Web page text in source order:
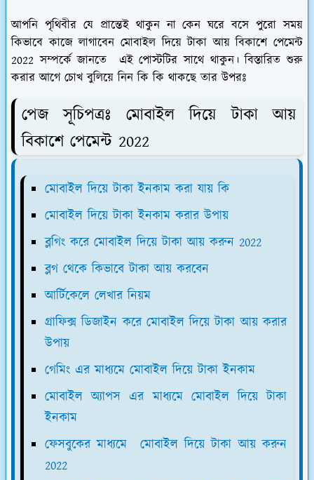
আপনি পৃথিবীর যে প্রান্তেই থাকুন না কেন ঘরে বসে পুরো সময়
কিভাবে কাজে লাগাবেন মোবাইল দিয়ে টাকা আয় বিকাশে পেমেন্ট
2022 সম্পর্কে জানতে এই পোস্টটির সাথে থাকুন। বিস্তারিত শুরু
করার আগে চোখ বুলিয়ে নিন কি কি থাকছে তার উপরঃ
পেজ সূচিপত্রঃ মোবাইল দিয়ে টাকা আয়
বিকাশে পেমেন্ট 2022
মোবাইল দিয়ে টাকা ইনকাম করা যায় কি
মোবাইল দিয়ে টাকা ইনকাম করার উপায়
ব্লগিং করে মোবাইল দিয়ে টাকা আয় করুন 2022
ব্লগ থেকে কিভাবে টাকা আয় করবেন
আর্টিকেলে লেখার নিয়ম
গ্রাফিক্স ডিজাইন করে মোবাইল দিয়ে টাকা আয় করার
উপায়
গেমিং এর মাধ্যমে মোবাইল দিয়ে টাকা ইনকাম
মোবাইল অ্যাপস এর মাধ্যমে মোবাইল দিয়ে টাকা
ইনকাম
ফেসবুকের মাধ্যমে মোবাইল দিয়ে টাকা আয় করুন
2022